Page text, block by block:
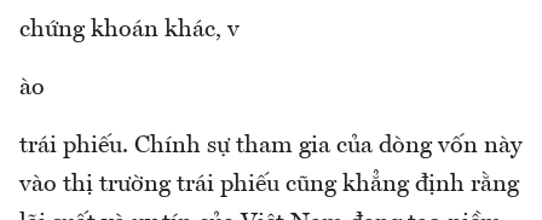
chứng khoán khác, v
ào
trái phiếu. Chính sự tham gia của dòng vốn này
vào thị trường trái phiếu cũng khẳng định rằng